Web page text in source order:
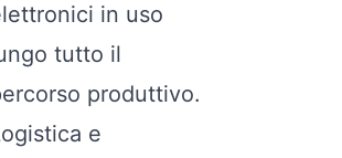
in uso
tutto il
produttivo.
e